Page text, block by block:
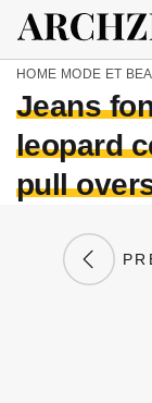
HOME MODE ET
Jeans
leopard
pull